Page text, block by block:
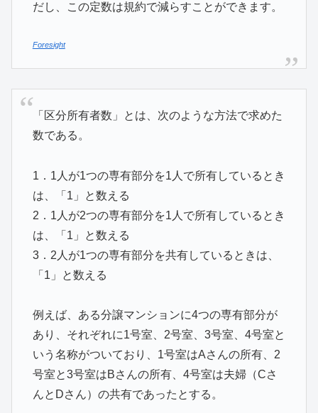
だし、この定数は規約で減らすことができます。
Foresight
「区分所有者数」とは、次のような方法で求めた
数である。
1．1人が1つの専有部分を1人で所有しているとき
は、「1」と数える
2．1人が2つの専有部分を1人で所有しているとき
は、「1」と数える
3．2人が1つの専有部分を共有しているときは、
「1」と数える
例えば、ある分譲マンションに4つの専有部分が
あり、それぞれに1号室、2号室、3号室、4号室と
いう名称がついており、1号室はAさんの所有、2
号室と3号室はBさんの所有、4号室は夫婦（Cさ
んとDさん）の共有であったとする。